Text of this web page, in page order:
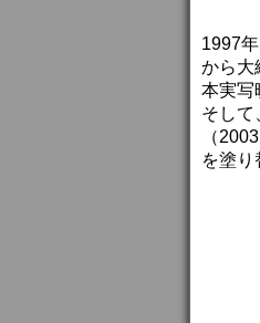
1997
から大
本実写
そして
（
を塗り